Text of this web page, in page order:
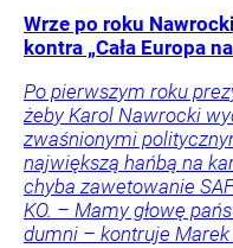
Wrze po roku
kontra „Cała Europa
Po pierwszym roku
żeby Karol Nawrocki
zwaśnionymi
największą hańbą na
chyba zawetowanie
KO. – Mamy głowę
dumni – kontruje